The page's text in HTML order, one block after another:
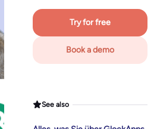
Try for free
Book a demo
See also